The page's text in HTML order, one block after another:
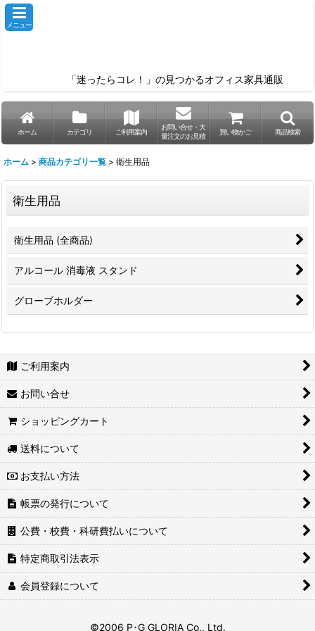
メニュー
「迷ったらコレ！」の見つかるオフィス家具通販
ホーム カテゴリ ご利用案内
お問い合せ・大
量注文のお見積
買い物かご 商品検索
ホーム > 商品カテゴリ一覧 > 衛生用品
衛生用品
衛生用品 (全商品)
アルコール 消毒液 スタンド
グローブホルダー
ご利用案内
お問い合せ
ショッピングカート
送料について
お支払い方法
帳票の発行について
公費・校費・科研費払いについて
特定商取引法表示
会員登録について
©2006 P･G GLORIA Co., Ltd.